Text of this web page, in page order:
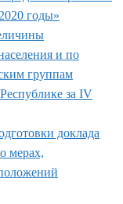
годы»
и по
группам
за IV
доклада
мерах,